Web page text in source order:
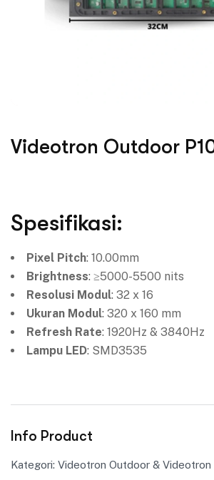
Videotron Outdoor
Spesifikasi:
Pixel Pitch: 10.00mm
Brightness: ≥5000-5500 nits
Resolusi Modul: 32 x 16
Ukuran Modul: 320 x 160 mm
Refresh Rate: 1920Hz & 3840Hz
Lampu LED: SMD3535
Info Product
Kategori: Videotron Outdoor & Videotron